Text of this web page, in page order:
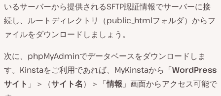
いるサーバーから提供されるSFTP認証情報でサーバーに接
続し、ルートディレクトリ（public_htmlフォルダ）からフ
ァイルをダウンロードしましょう。
次に、phpMyAdminでデータベースをダウンロードしま
す。Kinstaをご利用であれば、MyKinstaから「WordPress
サイト 」＞（サイト名）＞「情報 」画面からアクセス可能で